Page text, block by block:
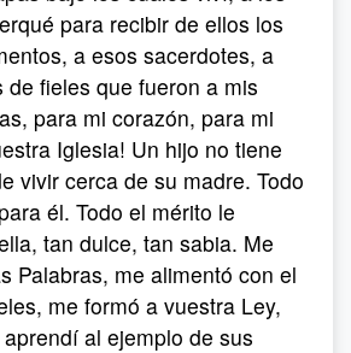
para recibir de ellos los
a esos sacerdotes, a
de fieles que fueron a mis
para mi corazón, para mi
Iglesia! Un hijo no tiene
vivir cerca de su madre. Todo
él. Todo el mérito le
tan dulce, tan sabia. Me
Palabras, me alimentó con el
me formó a vuestra Ley,
al ejemplo de sus